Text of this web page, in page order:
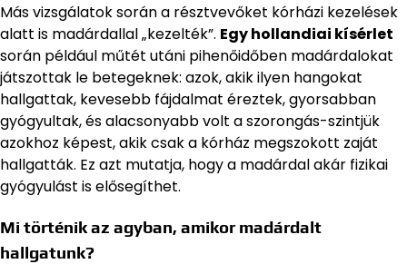
Más vizsgálatok során a résztvevőket kórházi kezelések
alatt is madárdallal „kezelték”. Egy hollandiai kísérlet
során például műtét utáni pihenőidőben madárdalokat
játszottak le betegeknek: azok, akik ilyen hangokat
hallgattak, kevesebb fájdalmat éreztek, gyorsabban
gyógyultak, és alacsonyabb volt a szorongás-szintjük
azokhoz képest, akik csak a kórház megszokott zaját
hallgatták. Ez azt mutatja, hogy a madárdal akár fizikai
gyógyulást is elősegíthet.
Mi történik az agyban, amikor madárdalt
hallgatunk?